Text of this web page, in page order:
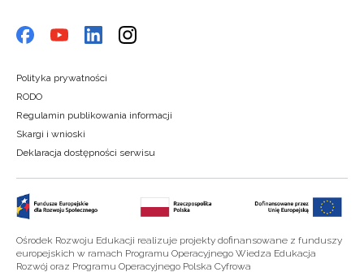
Polityka prywatności
RODO
Regulamin publikowania informacji
Skargi i wnioski
Deklaracja dostępności serwisu
Ośrodek Rozwoju Edukacji realizuje projekty dofinansowane z funduszy
europejskich w ramach Programu Operacyjnego Wiedza Edukacja
Rozwój oraz Programu Operacyjnego Polska Cyfrowa